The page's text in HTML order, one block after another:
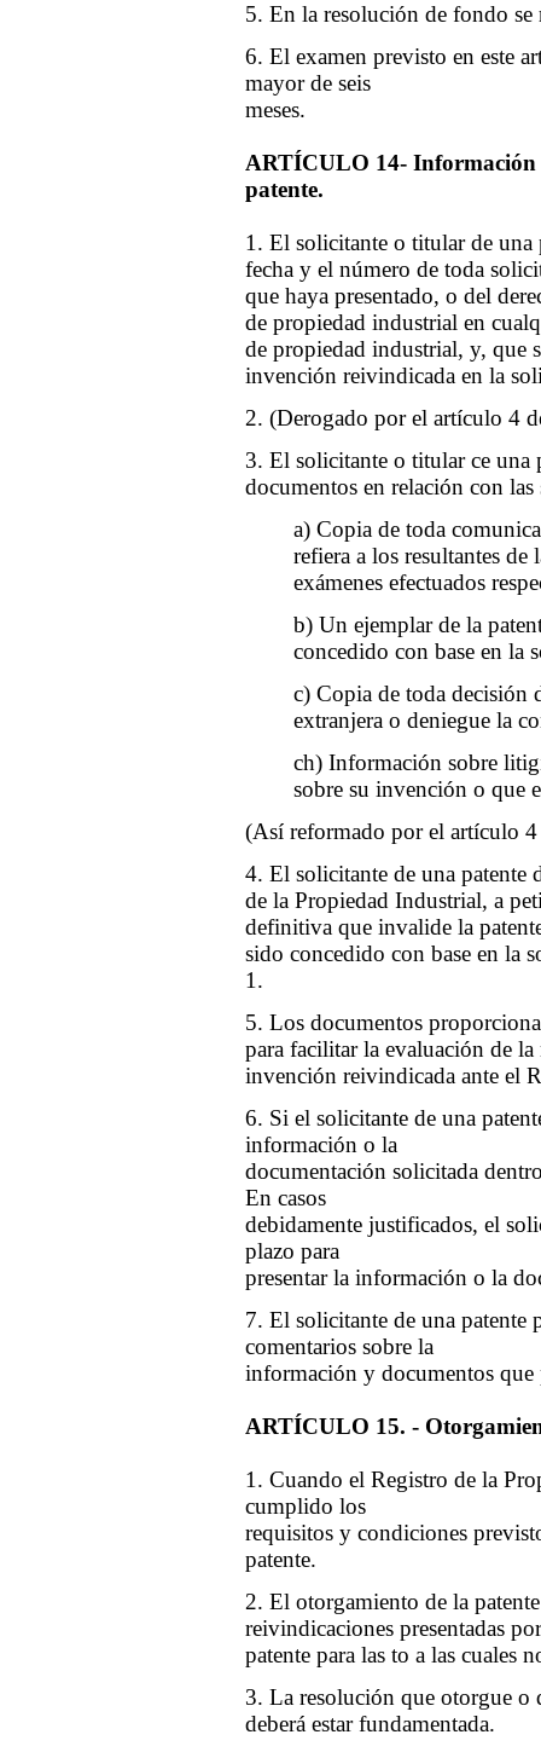
5. En la resolución de fondo se
6. El examen previsto en este
mayor de seis
meses.
ARTÍCULO 14- Información
patente.
1. El solicitante o titular de una
fecha y el número de toda
que haya presentado, o del
de propiedad industrial en
de propiedad industrial, y, que
invención reivindicada en la
2. (Derogado por el artículo 4
3. El solicitante o titular ce una
documentos en relación con
a) Copia de toda
refiera a los resultantes de
exámenes efectuados
b) Un ejemplar de la
concedido con base en la
c) Copia de toda decisión
extranjera o deniegue la
ch) Información sobre
sobre su invención o que
(Así reformado por el artículo
4. El solicitante de una patente
de la Propiedad Industrial, a
definitiva que invalide la
sido concedido con base en la
1.
5. Los documentos
para facilitar la evaluación de
invención reivindicada ante el
6. Si el solicitante de una
información o la
documentación solicitada
En casos
debidamente justificados, el
plazo para
presentar la información o la
7. El solicitante de una patente
comentarios sobre la
información y documentos
ARTÍCULO 15. -
1. Cuando el Registro de la
cumplido los
requisitos y condiciones
patente.
2. El otorgamiento de la
reivindicaciones presentadas
patente para las to a las cuales
3. La resolución que otorgue o
deberá estar fundamentada.